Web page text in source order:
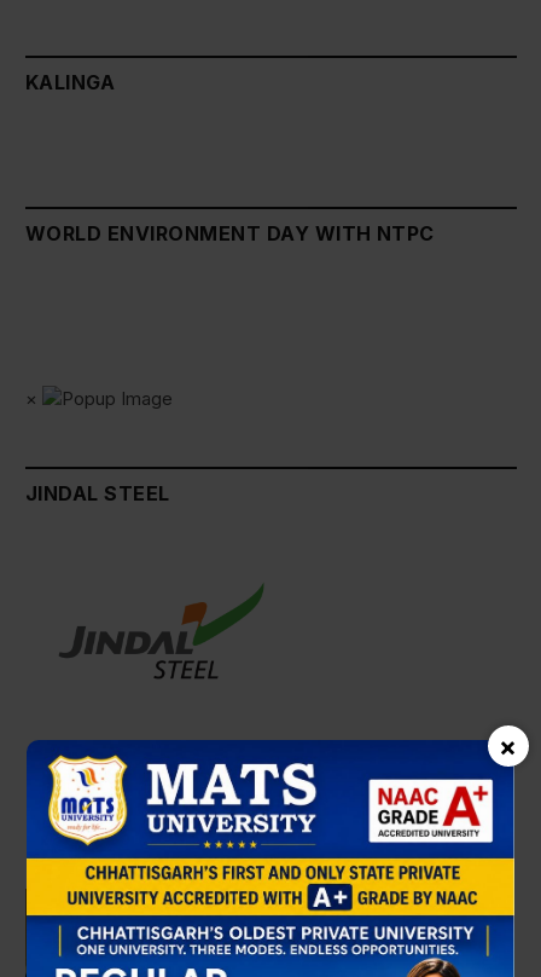
KALINGA
WORLD ENVIRONMENT DAY WITH NTPC
×
JINDAL STEEL
×